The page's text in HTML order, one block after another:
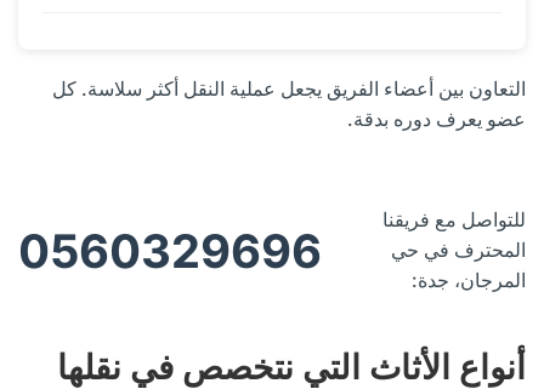
التعاون بين أعضاء الفريق يجعل عملية النقل أكثر سلاسة. كل
عضو يعرف دوره بدقة.
للتواصل مع فريقنا
المحترف في حي
المرجان، جدة:
0560329696
أنواع الأثاث التي نتخصص في نقلها